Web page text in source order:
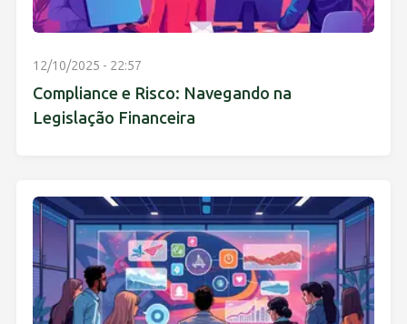
12/10/2025 - 22:57
Compliance e Risco: Navegando na
Legislação Financeira